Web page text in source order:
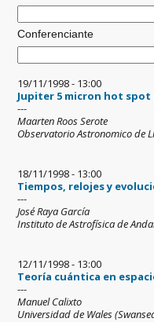
Conferenciante
19/11/1998 - 13:00
Jupiter 5 micron hot
---
Maarten Roos Serote
Observatorio Astronomico de
18/11/1998 - 13:00
Tiempos, relojes y
---
José Raya García
Instituto de Astrofísica de
12/11/1998 - 13:00
Teoría cuántica en
---
Manuel Calixto
Universidad de Wales